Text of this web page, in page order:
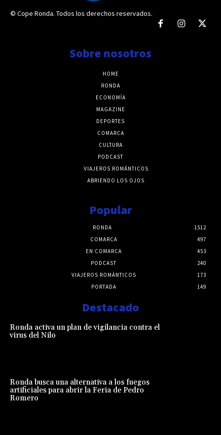
© Cope Ronda. Todos los derechos reservados.
Sobre nosotros
HOME
RONDA
ECONOMÍA
MAGAZINE
DEPORTES
COMARCA
CULTURA
PODCAST
VIAJEROS ROMÁNTICOS
ABRIENDO LOS OJOS
Popular
RONDA
1512
COMARCA
497
EN COMARCA
453
PODCAST
240
VIAJEROS ROMÁNTICOS
173
PORTADA
149
Destacado
Ronda activa un plan de vigilancia contra el
virus del Nilo
Ronda busca una alternativa a los fuegos
artificiales para abrir la Feria de Pedro
Romero